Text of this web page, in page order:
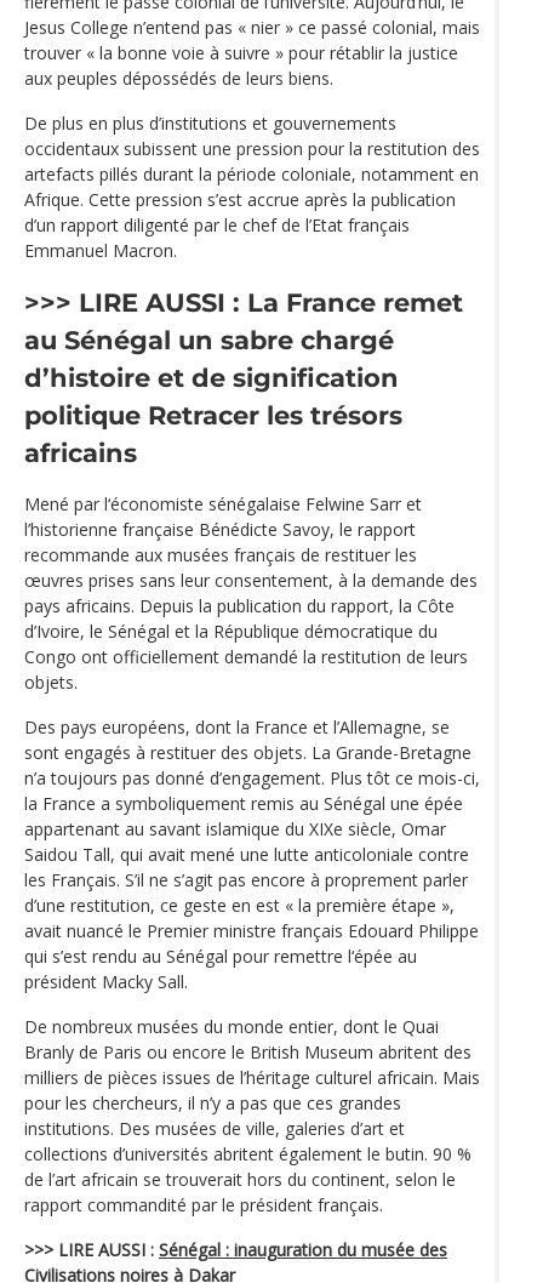
Jesus College n’entend pas « nier » ce passé colonial, mais
trouver « la bonne voie à suivre » pour rétablir la justice
aux peuples dépossédés de leurs biens.
De plus en plus d’institutions et gouvernements
occidentaux subissent une pression pour la restitution des
artefacts pillés durant la période coloniale, notamment en
Afrique. Cette pression s’est accrue après la publication
d’un rapport diligenté par le chef de l’Etat français
Emmanuel Macron.
>>> LIRE AUSSI : La France remet
au Sénégal un sabre chargé
d’histoire et de signification
politique Retracer les trésors
africains
Mené par l‘économiste sénégalaise Felwine Sarr et
l’historienne française Bénédicte Savoy, le rapport
recommande aux musées français de restituer les
œuvres prises sans leur consentement, à la demande des
pays africains. Depuis la publication du rapport, la Côte
d’Ivoire, le Sénégal et la République démocratique du
Congo ont officiellement demandé la restitution de leurs
objets.
Des pays européens, dont la France et l’Allemagne, se
sont engagés à restituer des objets. La Grande-Bretagne
n’a toujours pas donné d’engagement. Plus tôt ce mois-ci,
la France a symboliquement remis au Sénégal une épée
appartenant au savant islamique du XIXe siècle, Omar
Saidou Tall, qui avait mené une lutte anticoloniale contre
les Français. S’il ne s’agit pas encore à proprement parler
d’une restitution, ce geste en est « la première étape »,
avait nuancé le Premier ministre français Edouard Philippe
qui s’est rendu au Sénégal pour remettre l‘épée au
président Macky Sall.
De nombreux musées du monde entier, dont le Quai
Branly de Paris ou encore le British Museum abritent des
milliers de pièces issues de l’héritage culturel africain. Mais
pour les chercheurs, il n’y a pas que ces grandes
institutions. Des musées de ville, galeries d’art et
collections d’universités abritent également le butin. 90 %
de l’art africain se trouverait hors du continent, selon le
rapport commandité par le président français.
>>> LIRE AUSSI : Sénégal : inauguration du musée des
Civilisations noires à Dakar